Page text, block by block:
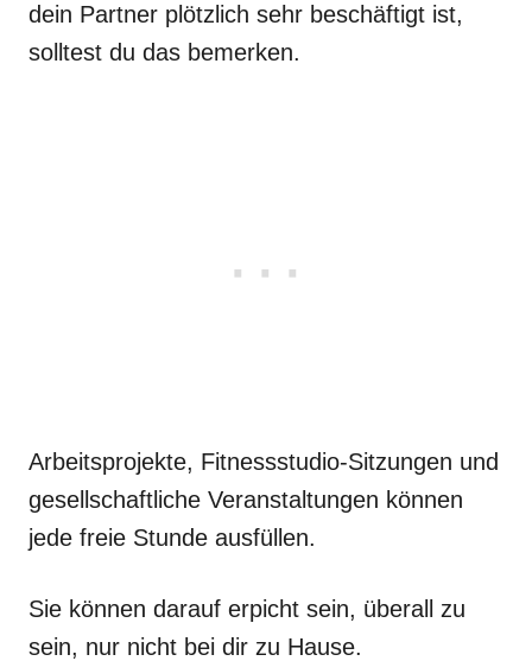
dein Partner plötzlich sehr beschäftigt ist,
solltest du das bemerken.
Arbeitsprojekte, Fitnessstudio-Sitzungen und
gesellschaftliche Veranstaltungen können
jede freie Stunde ausfüllen.
Sie können darauf erpicht sein, überall zu
sein, nur nicht bei dir zu Hause.